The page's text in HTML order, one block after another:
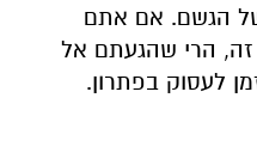
הגשם. אם אתם
זה, הרי שהגעתם אל
לעסוק בפתרון.